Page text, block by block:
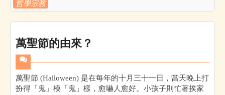
哲學宗教
萬聖節的由來？
萬聖節 (Halloween) 是在每年的十月三十一日，當天晚上打
扮得「鬼」模「鬼」樣，愈嚇人愈好。小孩子則忙著挨家